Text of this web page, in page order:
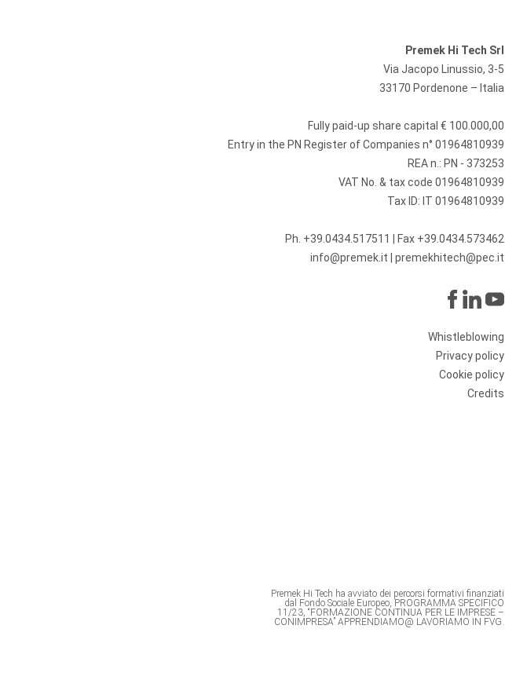
Premek Hi Tech Srl
Via Jacopo Linussio, 3-5
33170 Pordenone – Italia
Fully paid-up share capital € 100.000,00
Entry in the PN Register of Companies n° 01964810939
REA n.: PN - 373253
VAT No. & tax code 01964810939
Tax ID: IT 01964810939
Ph. +39.0434.517511
| Fax +39.0434.573462
info@premek.it
premekhitech@pec.it
Whistleblowing
Privacy policy
Cookie policy
Credits
Premek Hi Tech ha avviato dei percorsi formativi finanziati
dal Fondo Sociale Europeo, PROGRAMMA SPECIFICO
11/23, “FORMAZIONE CONTINUA PER LE IMPRESE –
CONIMPRESA” APPRENDIAMO@ LAVORIAMO IN FVG.